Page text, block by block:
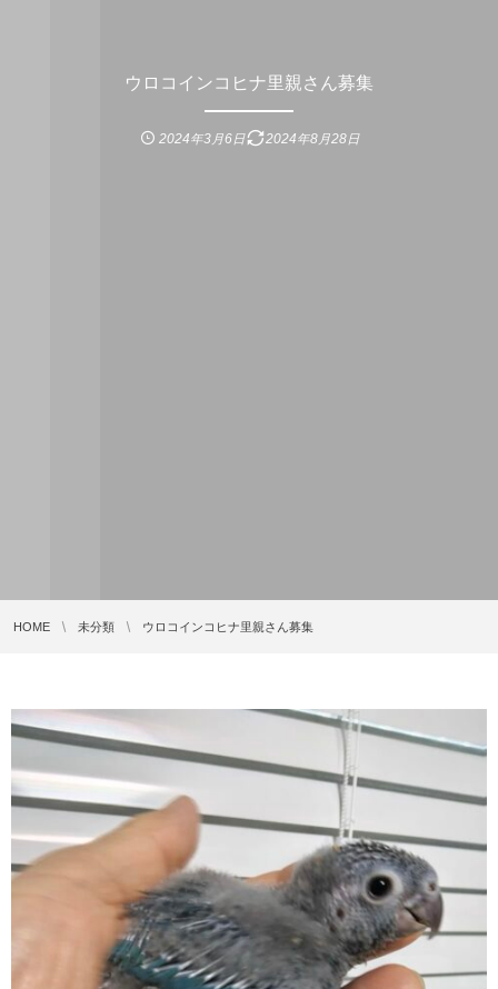
ウロコインコヒナ里親さん募集
2024年3月6日 2024年8月28日
HOME 未分類 ウロコインコヒナ里親さん募集